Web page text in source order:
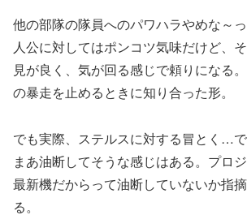
他の部隊の隊員へのパワハラやめな～
人公に対してはポンコツ気味だけど、
見が良く、気が回る感じで頼りになる
の暴走を止めるときに知り合った形。
でも実際、ステルスに対する冒とく…
まあ油断してそうな感じはある。プロ
最新機だからって油断していないか指
る。